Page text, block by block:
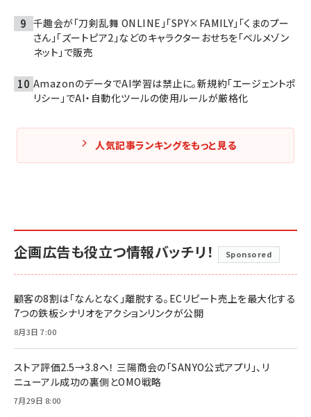
千趣会が「刀剣乱舞 ONLINE」「SPY×FAMILY」「くまのプー
さん」「ズートピア2」などのキャラクターおせちを「ベルメゾン
ネット」で販売
AmazonのデータでAI学習は禁止に。新規約「エージェントポ
リシー」でAI・自動化ツールの使用ルールが厳格化
人気記事ランキングをもっと見る
企画広告も役立つ情報バッチリ！ Sponsored
顧客の8割は「なんとなく」離脱する。ECリピート売上を最大化する
7つの鉄板シナリオをアクションリンクが公開
8月3日 7:00
ストア評価2.5→3.8へ！ 三陽商会の「SANYO公式アプリ」、リ
ニューアル成功の裏側とOMO戦略
7月29日 8:00